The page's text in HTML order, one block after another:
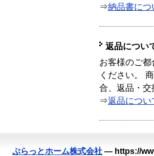
⇒納品書につ
返品につい
お客様のご
ください。
合、返品・
⇒返品につい
ぷらっとホーム株式会社 — https://